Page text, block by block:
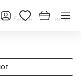
Sense Eyewear YJ